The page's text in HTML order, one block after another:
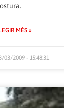
MÉS »
03/2009 - 15:48:31